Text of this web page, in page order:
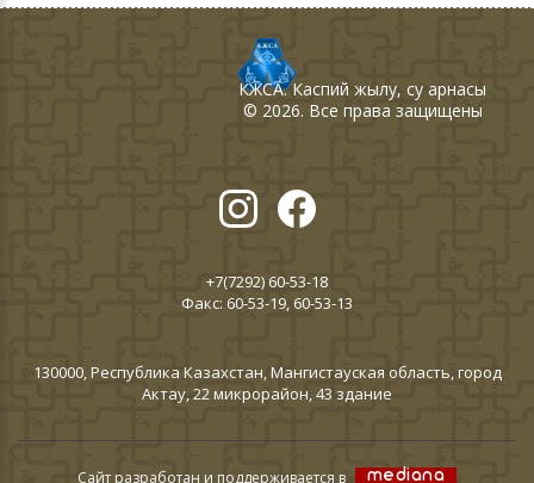
КЖСА. Каспий жылу, су арнасы
© 2026. Все права защищены
+7(7292) 60-53-18
Факс: 60-53-19, 60-53-13
130000, Республика Казахстан, Мангистауская область, город
Актау, 22 микрорайон, 43 здание
Сайт разработан и поддерживается в mediana